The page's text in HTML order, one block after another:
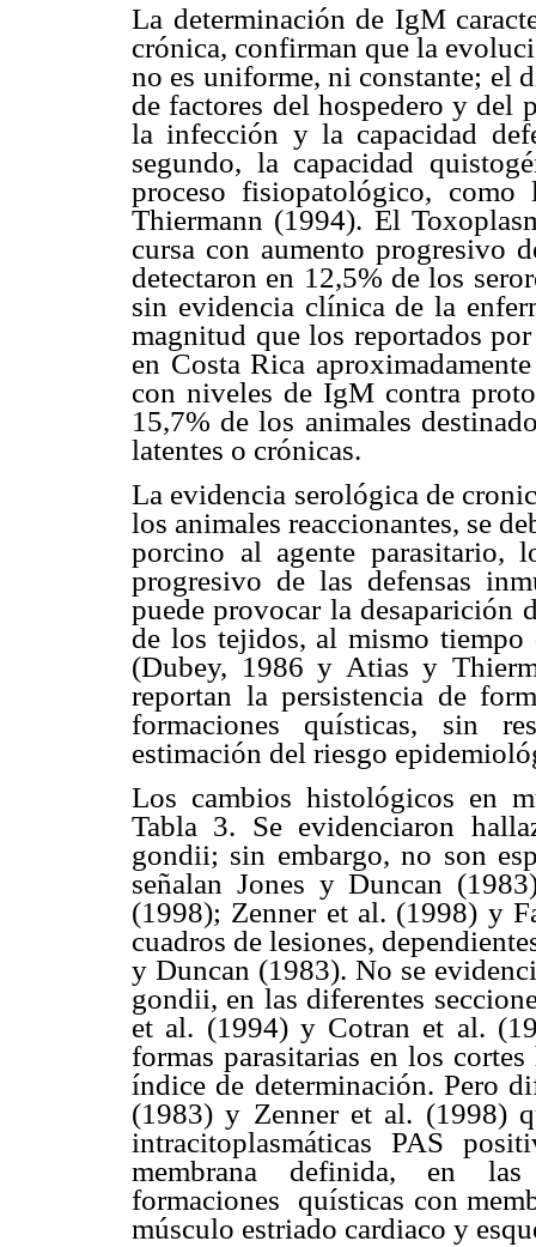
La determinación de IgM
crónica, confirman que la
no es uniforme, ni constante; el
de factores del hospedero y del
la infección y la capacidad
segundo, la capacidad
proceso fisiopatológico,
Thiermann (1994). El
cursa con aumento progresivo
detectaron en 12,5% de los
sin evidencia clínica de la
magnitud que los reportados
en Costa Rica
con niveles de IgM contra
15,7% de los animales
latentes o crónicas.
La evidencia serológica de
los animales reaccionantes, se
porcino al agente parasitario,
progresivo de las defensas
puede provocar la desaparición
de los tejidos, al mismo
(Dubey, 1986 y Atias y
reportan la persistencia de
formaciones quísticas, sin
estimación del riesgo
Los cambios histológicos en
Tabla 3. Se evidenciaron
gondii; sin embargo, no son
señalan Jones y Duncan
(1998); Zenner et al. (1998) y
cuadros de lesiones,
y Duncan (1983). No se
gondii, en las diferentes
et al. (1994) y Cotran et al.
formas parasitarias en los
índice de determinación. Pero
(1983) y Zenner et al. (1998)
intracitoplasmáticas PAS
membrana definida, en las
formaciones quísticas con
músculo estriado cardiaco y